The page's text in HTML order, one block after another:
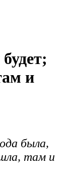
и
была,
там и